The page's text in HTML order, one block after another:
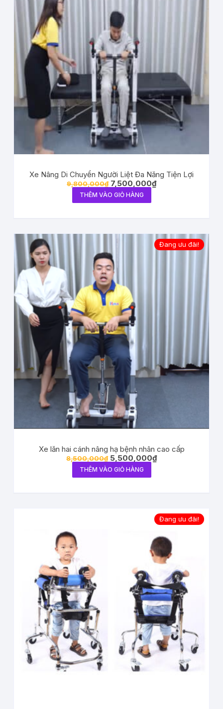
Xe Nâng Di Chuyển Người Liệt Đa Năng Tiện Lợi
9,800,000₫ 7,500,000₫
THÊM VÀO GIỎ HÀNG
Đang ưu đãi!
Xe lăn hai cánh nâng hạ bệnh nhân cao cấp
8,500,000₫ 5,500,000₫
THÊM VÀO GIỎ HÀNG
Đang ưu đãi!